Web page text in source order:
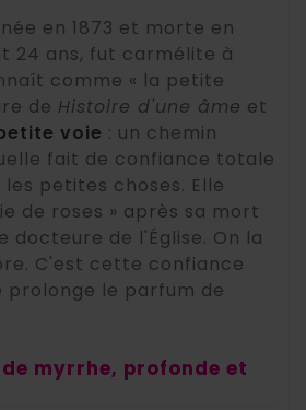
en 1873 et morte en
24 ans, fut carmélite à
comme « la petite
de Histoire d'une âme et
voie : un chemin
fait de confiance totale
petites choses. Elle
de roses » après sa mort
de l'Église. On la
C'est cette confiance
prolonge le parfum de
de myrrhe, profonde et